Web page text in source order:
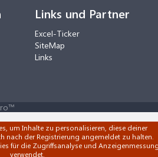
Links und Partner
Excel-Ticker
SiteMap
Links
um Inhalte zu personalisieren, diese deiner
nach der Registrierung angemeldet zu halten.
für die Zugriffsanalyse und
verwendet.